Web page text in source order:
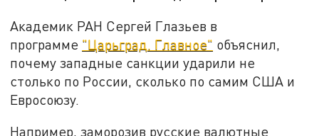
Академик РАН Сергей Глазьев в
программе "Царьград. Главное" объяснил,
почему западные санкции ударили не
столько по России, сколько по самим США и
Евросоюзу.
Например, заморозив русские валютные